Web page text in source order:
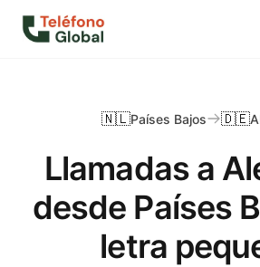
Llamadas a
desde Países
letra
🇳🇱Países Bajos 🇩🇪